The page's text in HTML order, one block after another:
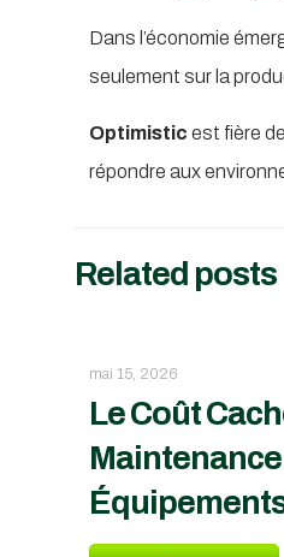
Dans l’économie
seulement sur la
Optimistic est fière
répondre aux
Related posts
mai 15, 2026
Le Coût